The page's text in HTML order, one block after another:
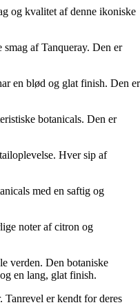
og kvalitet af denne ikoniske
af Tanqueray. Den er
en blød og glat finish. Den er
botanicals. Den er
Hver sip af
med en saftig og
noter af citron og
verden. Den botaniske
en lang, glat finish.
er kendt for deres